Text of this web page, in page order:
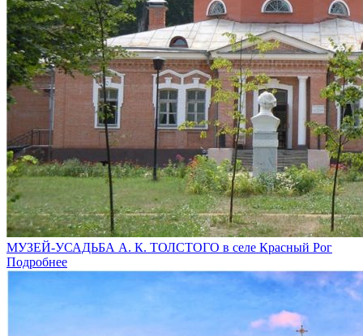
МУЗЕЙ-УСАДЬБА А. К. ТОЛСТОГО в селе Красный Рог
Подробнее